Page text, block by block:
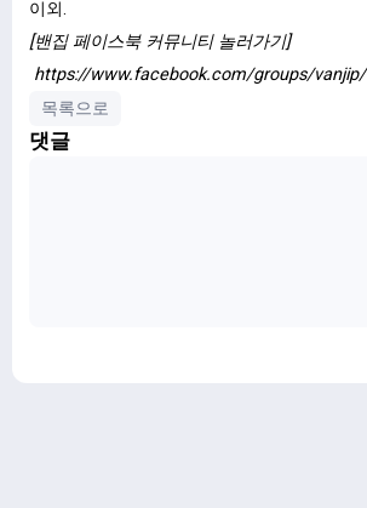
이외.
[밴집 페이스북 커뮤니티 놀러가기]
https://www.facebook.com/groups/vanjip/
목록으로
댓글